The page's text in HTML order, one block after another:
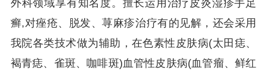
外科领域享有知名度。擅长运用治疗皮炎湿疹手足
癣,对痤疮、脱发、荨麻疹治疗有的见解，还会采用
我院各类技术做为辅助，在色素性皮肤病(太田痣、
褐青痣、雀斑、咖啡斑)血管性皮肤病(血管瘤、鲜红